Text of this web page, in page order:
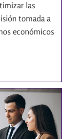
las
tomada a
económicos